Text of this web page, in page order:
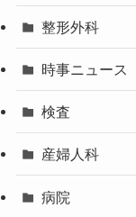
整形外科
時事ニュース
検査
産婦人科
病院